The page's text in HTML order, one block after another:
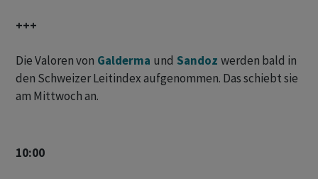
+++
Die Valoren von Galderma und Sandoz werden bald in
den Schweizer Leitindex aufgenommen. Das schiebt sie
am Mittwoch an.
10:00